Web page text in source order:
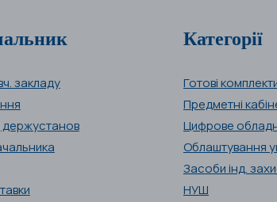
закладу
держустанов
Категорії
Готові
Предметні
Цифрове
Облаштування
Засоби інд.
НУШ